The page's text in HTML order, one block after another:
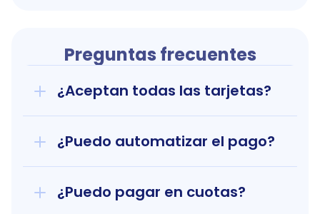
Preguntas frecuentes
¿Aceptan todas las tarjetas?
¿Puedo automatizar el pago?
¿Puedo pagar en cuotas?